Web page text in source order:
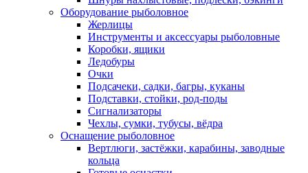
Оборудование рыболовное
Жерлицы
Инструменты и аксессуары рыболовные
Коробки, ящики
Ледобуры
Очки
Подсачеки, садки, багры, куканы
Подставки, стойки, род-поды
Сигнализаторы
Чехлы, сумки, тубусы, вёдра
Оснащение рыболовное
Вертлюги, застёжки, карабины, заводные
кольца